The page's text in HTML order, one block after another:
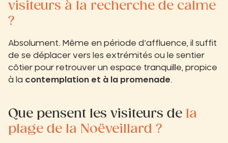
visiteurs à la recherche de calme
?
Absolument. Même en période d’affluence, il suffit
de se déplacer vers les extrémités ou le sentier
côtier pour retrouver un espace tranquille, propice
à la contemplation et à la promenade.
Que pensent les visiteurs de la
plage de la Noëveillard ?